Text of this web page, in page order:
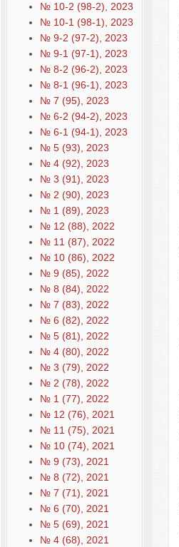
№ 10-2 (98-2), 2023
№ 10-1 (98-1), 2023
№ 9-2 (97-2), 2023
№ 9-1 (97-1), 2023
№ 8-2 (96-2), 2023
№ 8-1 (96-1), 2023
№ 7 (95), 2023
№ 6-2 (94-2), 2023
№ 6-1 (94-1), 2023
№ 5 (93), 2023
№ 4 (92), 2023
№ 3 (91), 2023
№ 2 (90), 2023
№ 1 (89), 2023
№ 12 (88), 2022
№ 11 (87), 2022
№ 10 (86), 2022
№ 9 (85), 2022
№ 8 (84), 2022
№ 7 (83), 2022
№ 6 (82), 2022
№ 5 (81), 2022
№ 4 (80), 2022
№ 3 (79), 2022
№ 2 (78), 2022
№ 1 (77), 2022
№ 12 (76), 2021
№ 11 (75), 2021
№ 10 (74), 2021
№ 9 (73), 2021
№ 8 (72), 2021
№ 7 (71), 2021
№ 6 (70), 2021
№ 5 (69), 2021
№ 4 (68), 2021